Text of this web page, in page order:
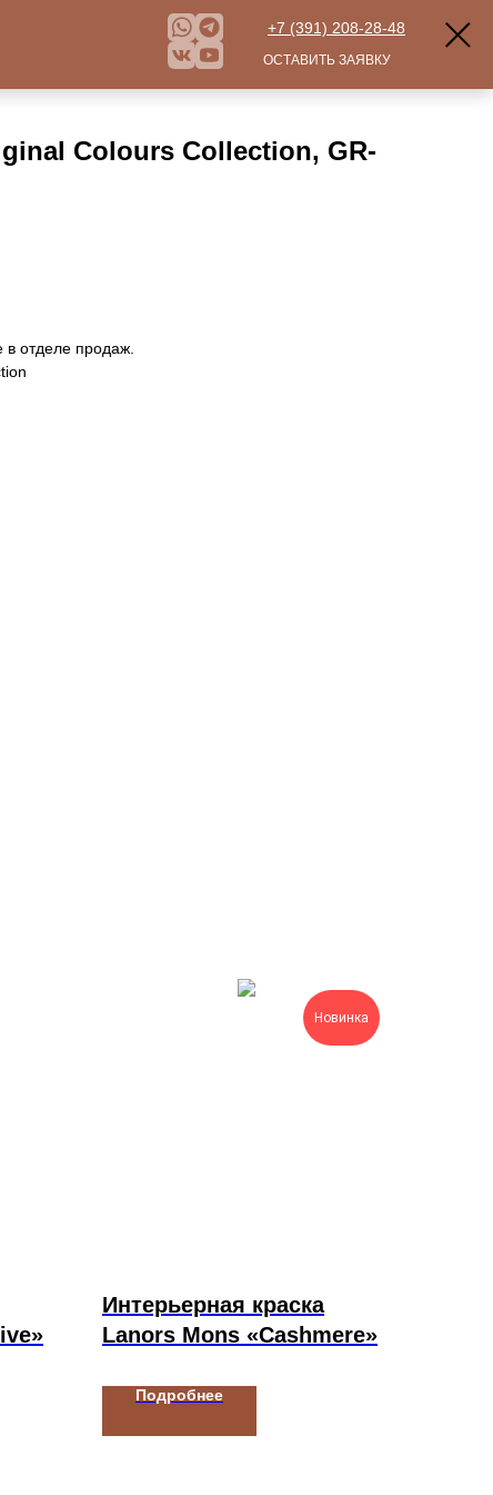
Colours Collection, GR-
в отделе продаж.
Новинка
Интерьерная краска
Lanors Mons «Cashmere»
Подробнее
+7 (391) 208-28-48
ОСТАВИТЬ ЗАЯВКУ